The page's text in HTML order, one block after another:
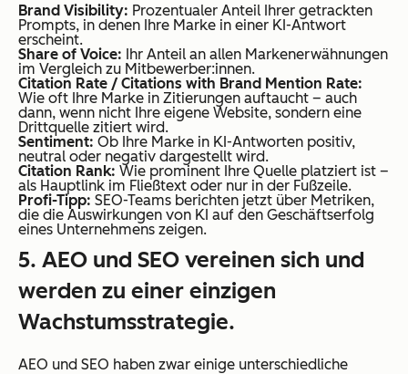
Brand Visibility: Prozentualer Anteil Ihrer getrackten
Prompts, in denen Ihre Marke in einer KI-Antwort
erscheint.
Share of Voice: Ihr Anteil an allen Markenerwähnungen
im Vergleich zu Mitbewerber:innen.
Citation Rate / Citations with Brand Mention Rate:
Wie oft Ihre Marke in Zitierungen auftaucht – auch
dann, wenn nicht Ihre eigene Website, sondern eine
Drittquelle zitiert wird.
Sentiment: Ob Ihre Marke in KI-Antworten positiv,
neutral oder negativ dargestellt wird.
Citation Rank: Wie prominent Ihre Quelle platziert ist –
als Hauptlink im Fließtext oder nur in der Fußzeile.
Profi-Tipp: SEO-Teams berichten jetzt über Metriken,
die die Auswirkungen von KI auf den Geschäftserfolg
eines Unternehmens zeigen.
5. AEO und SEO vereinen sich und
werden zu einer einzigen
Wachstumsstrategie.
AEO und SEO haben zwar einige unterschiedliche